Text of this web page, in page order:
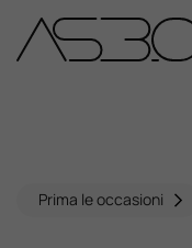
+39 049 899
Prima le occasioni